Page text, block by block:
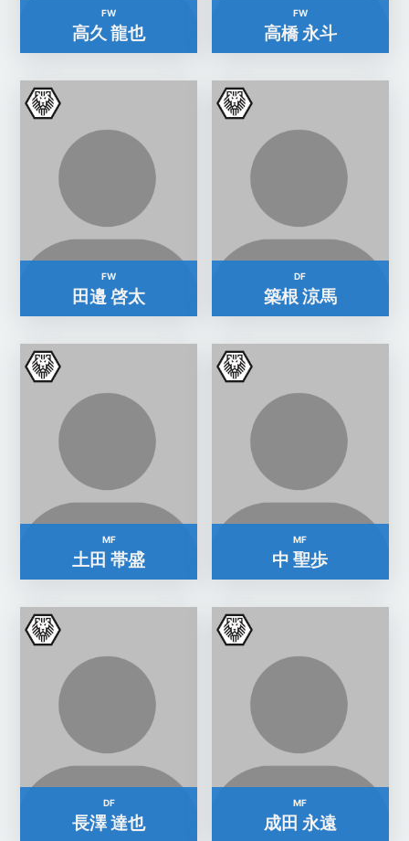
FW
高久 龍也
FW
高橋 永斗
FW
田邉 啓太
DF
築根 涼馬
MF
土田 帯盛
MF
中 聖歩
DF
長澤 達也
MF
成田 永遠